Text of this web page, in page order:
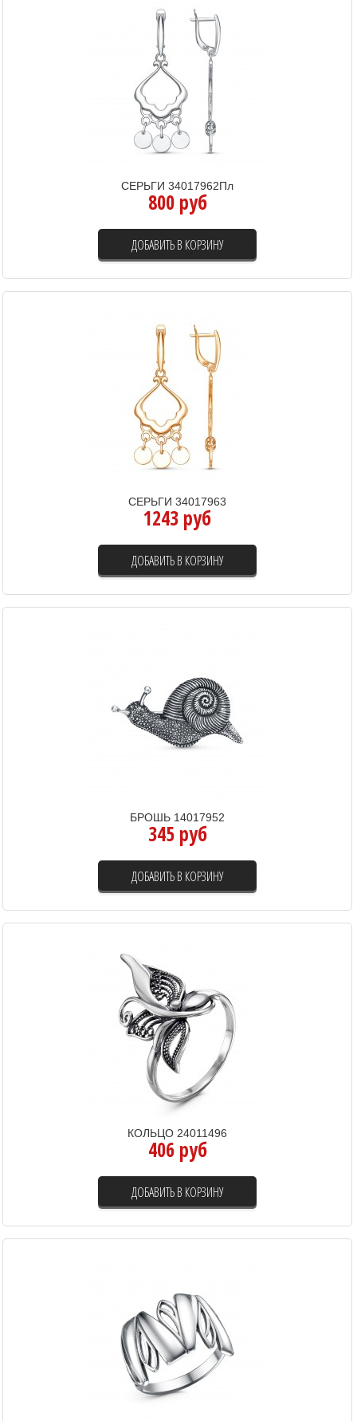
СЕРЬГИ 34017962Пл
800 руб
ДОБАВИТЬ В КОРЗИНУ
СЕРЬГИ 34017963
1243 руб
ДОБАВИТЬ В КОРЗИНУ
БРОШЬ 14017952
345 руб
ДОБАВИТЬ В КОРЗИНУ
КОЛЬЦО 24011496
406 руб
ДОБАВИТЬ В КОРЗИНУ